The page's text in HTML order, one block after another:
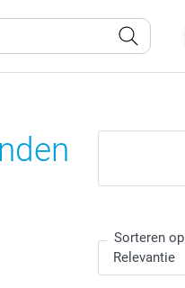
Sorteren op